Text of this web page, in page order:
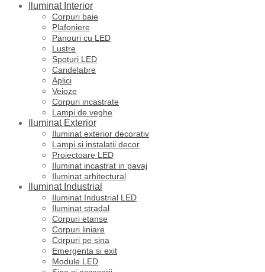
Iluminat Interior
Corpuri baie
Plafoniere
Panouri cu LED
Lustre
Spoturi LED
Candelabre
Aplici
Veioze
Corpuri incastrate
Lampi de veghe
Iluminat Exterior
Iluminat exterior decorativ
Lampi si instalatii decor
Proiectoare LED
Iluminat incastrat in pavaj
Iluminat arhitectural
Iluminat Industrial
Iluminat Industrial LED
Iluminat stradal
Corpuri etanse
Corpuri liniare
Corpuri pe sina
Emergenta si exit
Module LED